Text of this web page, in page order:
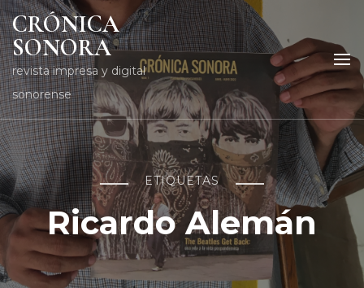
CRÓNICA
SONORA
revista impresa y digital
sonorense
ETIQUETAS
Ricardo Alemán